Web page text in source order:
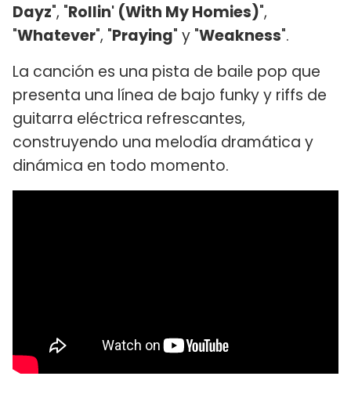
Dayz", "Rollin' (With My Homies)",
"Whatever", "Praying" y "Weakness".
La canción es una pista de baile pop que
presenta una línea de bajo funky y riffs de
guitarra eléctrica refrescantes,
construyendo una melodía dramática y
dinámica en todo momento.